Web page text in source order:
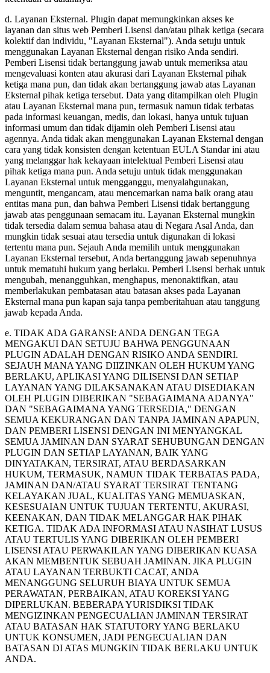
d. Layanan Eksternal. Plugin dapat memungkinkan akses ke
layanan dan situs web Pemberi Lisensi dan/atau pihak ketiga (secara
kolektif dan individu, "Layanan Eksternal"). Anda setuju untuk
menggunakan Layanan Eksternal dengan risiko Anda sendiri.
Pemberi Lisensi tidak bertanggung jawab untuk memeriksa atau
mengevaluasi konten atau akurasi dari Layanan Eksternal pihak
ketiga mana pun, dan tidak akan bertanggung jawab atas Layanan
Eksternal pihak ketiga tersebut. Data yang ditampilkan oleh Plugin
atau Layanan Eksternal mana pun, termasuk namun tidak terbatas
pada informasi keuangan, medis, dan lokasi, hanya untuk tujuan
informasi umum dan tidak dijamin oleh Pemberi Lisensi atau
agennya. Anda tidak akan menggunakan Layanan Eksternal dengan
cara yang tidak konsisten dengan ketentuan EULA Standar ini atau
yang melanggar hak kekayaan intelektual Pemberi Lisensi atau
pihak ketiga mana pun. Anda setuju untuk tidak menggunakan
Layanan Eksternal untuk mengganggu, menyalahgunakan,
menguntit, mengancam, atau mencemarkan nama baik orang atau
entitas mana pun, dan bahwa Pemberi Lisensi tidak bertanggung
jawab atas penggunaan semacam itu. Layanan Eksternal mungkin
tidak tersedia dalam semua bahasa atau di Negara Asal Anda, dan
mungkin tidak sesuai atau tersedia untuk digunakan di lokasi
tertentu mana pun. Sejauh Anda memilih untuk menggunakan
Layanan Eksternal tersebut, Anda bertanggung jawab sepenuhnya
untuk mematuhi hukum yang berlaku. Pemberi Lisensi berhak untuk
mengubah, menangguhkan, menghapus, menonaktifkan, atau
memberlakukan pembatasan atau batasan akses pada Layanan
Eksternal mana pun kapan saja tanpa pemberitahuan atau tanggung
jawab kepada Anda.
e. TIDAK ADA GARANSI: ANDA DENGAN TEGA
MENGAKUI DAN SETUJU BAHWA PENGGUNAAN
PLUGIN ADALAH DENGAN RISIKO ANDA SENDIRI.
SEJAUH MANA YANG DIIZINKAN OLEH HUKUM YANG
BERLAKU, APLIKASI YANG DILISENSI DAN SETIAP
LAYANAN YANG DILAKSANAKAN ATAU DISEDIAKAN
OLEH PLUGIN DIBERIKAN "SEBAGAIMANA ADANYA"
DAN "SEBAGAIMANA YANG TERSEDIA," DENGAN
SEMUA KEKURANGAN DAN TANPA JAMINAN APAPUN,
DAN PEMBERI LISENSI DENGAN INI MENYANGKAL
SEMUA JAMINAN DAN SYARAT SEHUBUNGAN DENGAN
PLUGIN DAN SETIAP LAYANAN, BAIK YANG
DINYATAKAN, TERSIRAT, ATAU BERDASARKAN
HUKUM, TERMASUK, NAMUN TIDAK TERBATAS PADA,
JAMINAN DAN/ATAU SYARAT TERSIRAT TENTANG
KELAYAKAN JUAL, KUALITAS YANG MEMUASKAN,
KESESUAIAN UNTUK TUJUAN TERTENTU, AKURASI,
KEENAKAN, DAN TIDAK MELANGGAR HAK PIHAK
KETIGA. TIDAK ADA INFORMASI ATAU NASIHAT LUSUS
ATAU TERTULIS YANG DIBERIKAN OLEH PEMBERI
LISENSI ATAU PERWAKILAN YANG DIBERIKAN KUASA
AKAN MEMBENTUK SEBUAH JAMINAN. JIKA PLUGIN
ATAU LAYANAN TERBUKTI CACAT, ANDA
MENANGGUNG SELURUH BIAYA UNTUK SEMUA
PERAWATAN, PERBAIKAN, ATAU KOREKSI YANG
DIPERLUKAN. BEBERAPA YURISDIKSI TIDAK
MENGIZINKAN PENGECUALIAN JAMINAN TERSIRAT
ATAU BATASAN HAK STATUTORY YANG BERLAKU
UNTUK KONSUMEN, JADI PENGECUALIAN DAN
BATASAN DI ATAS MUNGKIN TIDAK BERLAKU UNTUK
ANDA.